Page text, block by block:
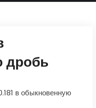
дробь
в обыкновенную